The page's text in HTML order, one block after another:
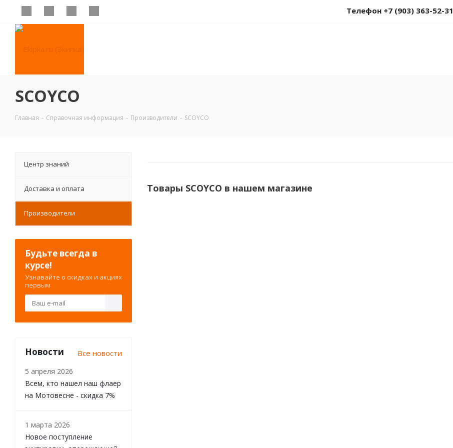
Телефон +7 (903) 363-52-31
SCOYCO
Главная - Справочная информация - Производители - SCOYCO
Товары SCOYCO в нашем магазине
Центр знаний
Доставка и оплата
Производители
Будьте всегда в
курсе!
Узнавайте о скидках и акциях
первым
Новости Все новости
5 апреля 2026
Всем, кто нашел наш флаер
на Мотовесне - скидка 7%
1 марта 2026
Новое поступление